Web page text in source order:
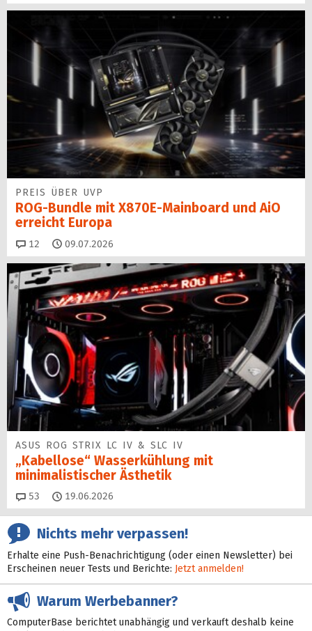
PREIS ÜBER UVP
ROG-Bundle mit X870E-Mainboard und AiO
erreicht Europa
12 Kommentare
09.07.2026
ASUS ROG STRIX LC IV & SLC IV
„Kabellose“ Wasserkühlung mit
minimalistischer Ästhetik
53 Kommentare
19.06.2026
Nichts mehr verpassen!
Erhalte eine Push-Benachrichtigung (oder einen Newsletter) bei
Erscheinen neuer Tests und Berichte: Jetzt anmelden!
Warum Werbebanner?
ComputerBase berichtet unabhängig und verkauft deshalb keine